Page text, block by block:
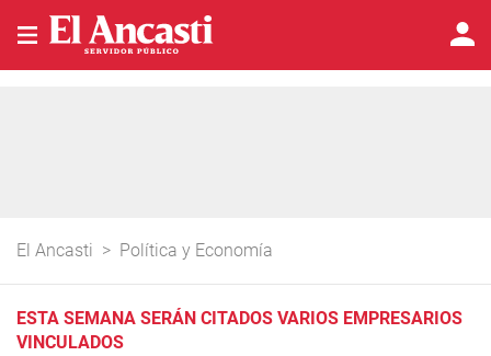
El Ancasti > Política y Economía
ESTA SEMANA SERÁN CITADOS VARIOS EMPRESARIOS
VINCULADOS